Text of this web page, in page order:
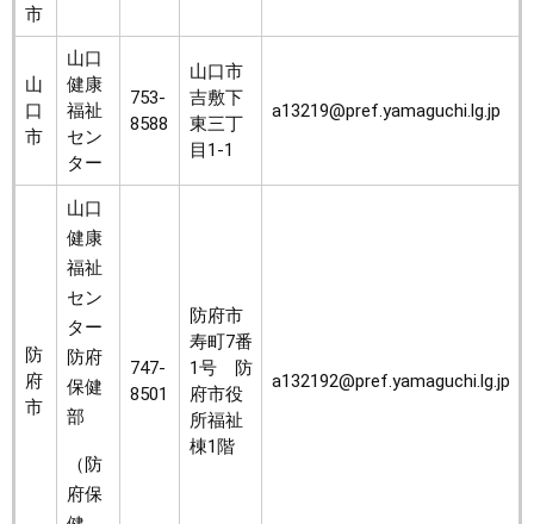
市
山
口
市
山口
健康
福祉
セン
ター
753-
8588
山口市
吉敷下
東三丁
目1-1
a13219@pref.yamaguchi.lg.jp
防
府
市
山口
健康
福祉
セン
ター
防府
保健
部
（防
府保
747-
8501
防府市
寿町7番
1号 防
府市役
所福祉
棟1階
a132192@pref.yamaguchi.lg.jp